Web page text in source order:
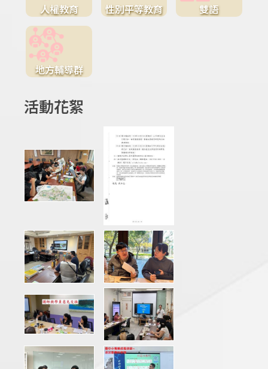
人權教育 性別平等教育 雙語
地方輔導群
活動花絮